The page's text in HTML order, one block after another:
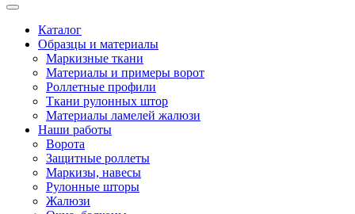
Каталог
Образцы и материалы
Маркизные ткани
Материалы и примеры ворот
Роллетные профили
Ткани рулонных штор
Материалы ламелей жалюзи
Наши работы
Ворота
Защитные роллеты
Маркизы, навесы
Рулонные шторы
Жалюзи